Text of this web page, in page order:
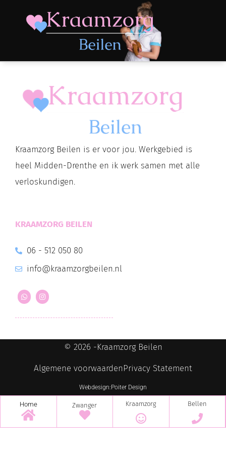
Kraamzorg Beilen is er voor jou. Werkgebied is
heel Midden-Drenthe en ik werk samen met alle
verloskundigen.
KRAAMZORG BEILEN
06 - 512 050 80
info@kraamzorgbeilen.nl
© 2026 -Kraamzorg Beilen
Algemene voorwaardenPrivacy Statement
Webdesign:Poiter Design
Home Zwanger Kraamzorg Bellen